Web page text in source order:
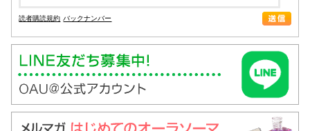
読者購読規約 バックナンバー